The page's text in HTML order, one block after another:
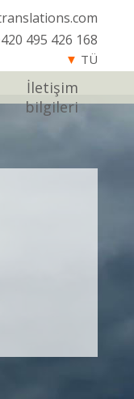
495 426 168
▼ TÜ
İletişim
bilgileri